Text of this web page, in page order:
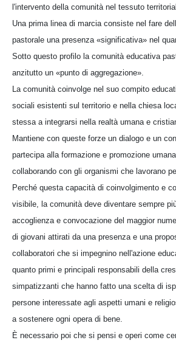
l'intervento della comunità nel tessuto
Una prima linea di marcia consiste nel fare
pastorale una presenza «significativa» nel
Sotto questo profilo la comunità educativa
anzitutto un «punto di aggregazione».
La comunità coinvolge nel suo compito
sociali esistenti sul territorio e nella chiesa
stessa a integrarsi nella realtà umana e
Mantiene con queste forze un dialogo e un
partecipa alla formazione e promozione
collaborando con gli organismi che lavorano
Perché questa capacità di coinvolgimento e
visibile, la comunità deve diventare sempre
accoglienza e convocazione del maggior
di giovani attirati da una presenza e una
collaboratori che si impegnino nell'azione
quanto primi e principali responsabili della
simpatizzanti che hanno fatto una scelta di
persone interessate agli aspetti umani e
a sostenere ogni opera di bene.
È necessario poi che si pensi e operi come